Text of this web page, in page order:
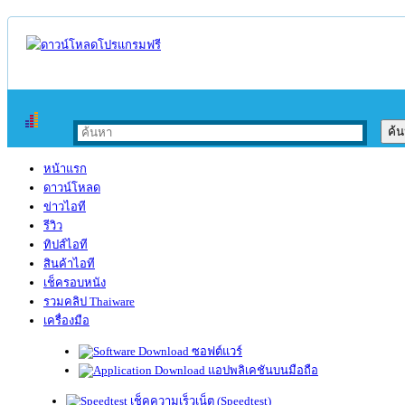
หน้าแรก
ดาวน์โหลด
ข่าวไอที
รีวิว
ทิปส์ไอที
สินค้าไอที
เช็ครอบหนัง
รวมคลิป Thaiware
เครื่องมือ
ซอฟต์แวร์
แอปพลิเคชันบนมือถือ
เช็คความเร็วเน็ต (Speedtest)